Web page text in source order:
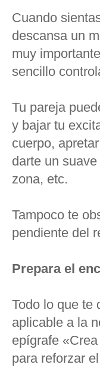
Cuando
descansa un
muy
sencillo
Tu pareja
y bajar tu
cuerpo,
darte un
zona, etc.
Tampoco te
pendiente del
Prepara el
Todo lo que te
aplicable a la
epígrafe
para reforzar